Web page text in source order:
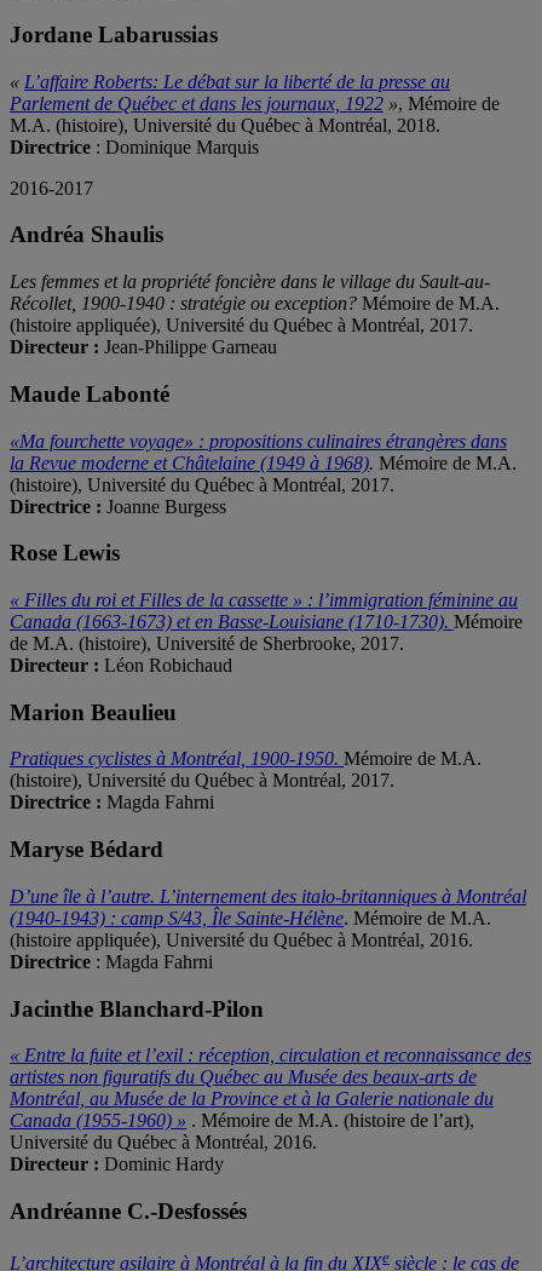
Jordane Labarussias
« L’affaire Roberts: Le débat sur la liberté de la presse au
Parlement de Québec et dans les journaux, 1922 », Mémoire de
M.A. (histoire), Université du Québec à Montréal, 2018.
Directrice : Dominique Marquis
2016-2017
Andréa Shaulis
Les femmes et la propriété foncière dans le village du Sault-au-
Récollet, 1900-1940 : stratégie ou exception? Mémoire de M.A.
(histoire appliquée), Université du Québec à Montréal, 2017.
Directeur : Jean-Philippe Garneau
Maude Labonté
«Ma fourchette voyage» : propositions culinaires étrangères dans
la Revue moderne et Châtelaine (1949 à 1968). Mémoire de M.A.
(histoire), Université du Québec à Montréal, 2017.
Directrice : Joanne Burgess
Rose Lewis
« Filles du roi et Filles de la cassette » : l’immigration féminine au
Canada (1663-1673) et en Basse-Louisiane (1710-1730). Mémoire
de M.A. (histoire), Université de Sherbrooke, 2017.
Directeur : Léon Robichaud
Marion Beaulieu
Pratiques cyclistes à Montréal, 1900-1950. Mémoire de M.A.
(histoire), Université du Québec à Montréal, 2017.
Directrice : Magda Fahrni
Maryse Bédard
D’une île à l’autre. L’internement des italo-britanniques à Montréal
(1940-1943) : camp S/43, Île Sainte-Hélène. Mémoire de M.A.
(histoire appliquée), Université du Québec à Montréal, 2016.
Directrice : Magda Fahrni
Jacinthe Blanchard-Pilon
« Entre la fuite et l’exil : réception, circulation et reconnaissance des
artistes non figuratifs du Québec au Musée des beaux-arts de
Montréal, au Musée de la Province et à la Galerie nationale du
Canada (1955-1960) » . Mémoire de M.A. (histoire de l’art),
Université du Québec à Montréal, 2016.
Directeur : Dominic Hardy
Andréanne C.-Desfossés
L’architecture asilaire à Montréal à la fin du XIXe siècle : le cas de